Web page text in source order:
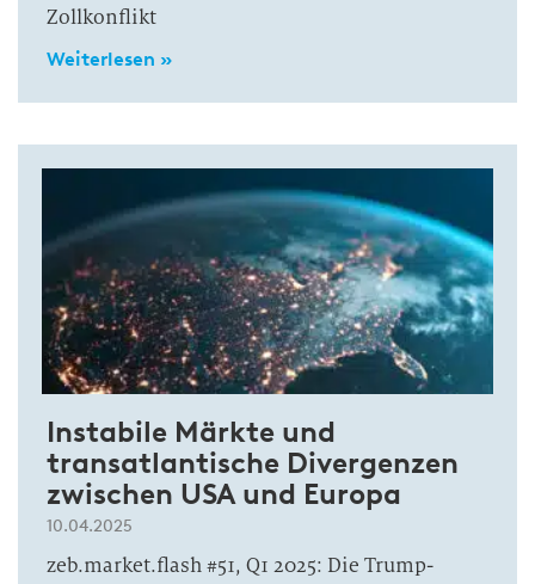
Zollkonflikt
Weiterlesen »
Instabile Märkte und
transatlantische Divergenzen
zwischen USA und Europa
10.04.2025
zeb.market.flash #51, Q1 2025: Die Trump-